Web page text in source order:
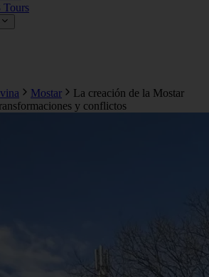
Tours
Mostar
La creación de la Mostar
y conflictos